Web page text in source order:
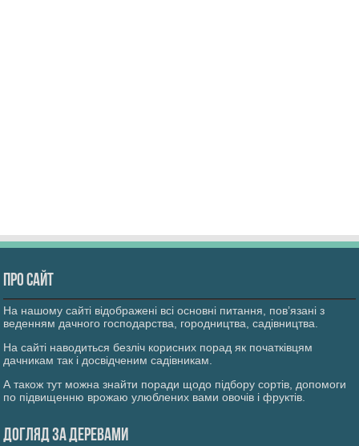
Про сайт
На нашому сайті відображені всі основні питання, пов’язані з
веденням дачного господарства, городництва, садівництва.
На сайті наводиться безліч корисних порад як початківцям
дачникам так і досвідченим садівникам.
А також тут можна знайти поради щодо підбору сортів, допомоги
по підвищенню врожаю улюблених вами овочів і фруктів.
Догляд за деревами